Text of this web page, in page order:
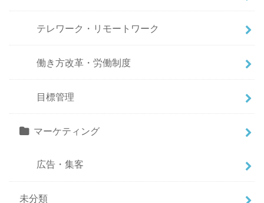
テレワーク・リモートワーク
働き方改革・労働制度
目標管理
マーケティング
広告・集客
未分類